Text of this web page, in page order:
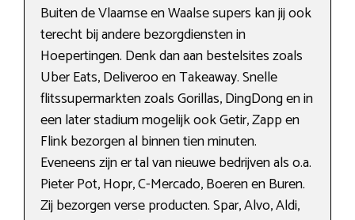
Buiten de Vlaamse en Waalse supers kan jij ook
terecht bij andere bezorgdiensten in
Hoepertingen. Denk dan aan bestelsites zoals
Uber Eats, Deliveroo en Takeaway. Snelle
flitssupermarkten zoals Gorillas, DingDong en in
een later stadium mogelijk ook Getir, Zapp en
Flink bezorgen al binnen tien minuten.
Eveneens zijn er tal van nieuwe bedrijven als o.a.
Pieter Pot, Hopr, C-Mercado, Boeren en Buren.
Zij bezorgen verse producten. Spar, Alvo, Aldi,